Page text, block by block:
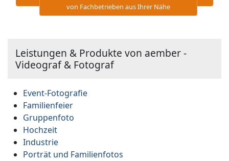
von Fachbetrieben aus Ihrer Nähe
Leistungen & Produkte von aember -
Videograf & Fotograf
Event-Fotografie
Familienfeier
Gruppenfoto
Hochzeit
Industrie
Porträt und Familienfotos